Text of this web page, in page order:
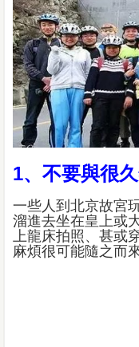
1、不要與很
一些人到北京故宮
溜進去坐在皇上或
上龍床拍照、甚或
麻煩很可能隨之而